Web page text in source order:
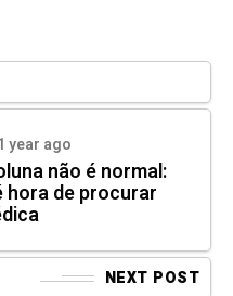
year ago
não é normal:
hora de procurar
NEXT POST